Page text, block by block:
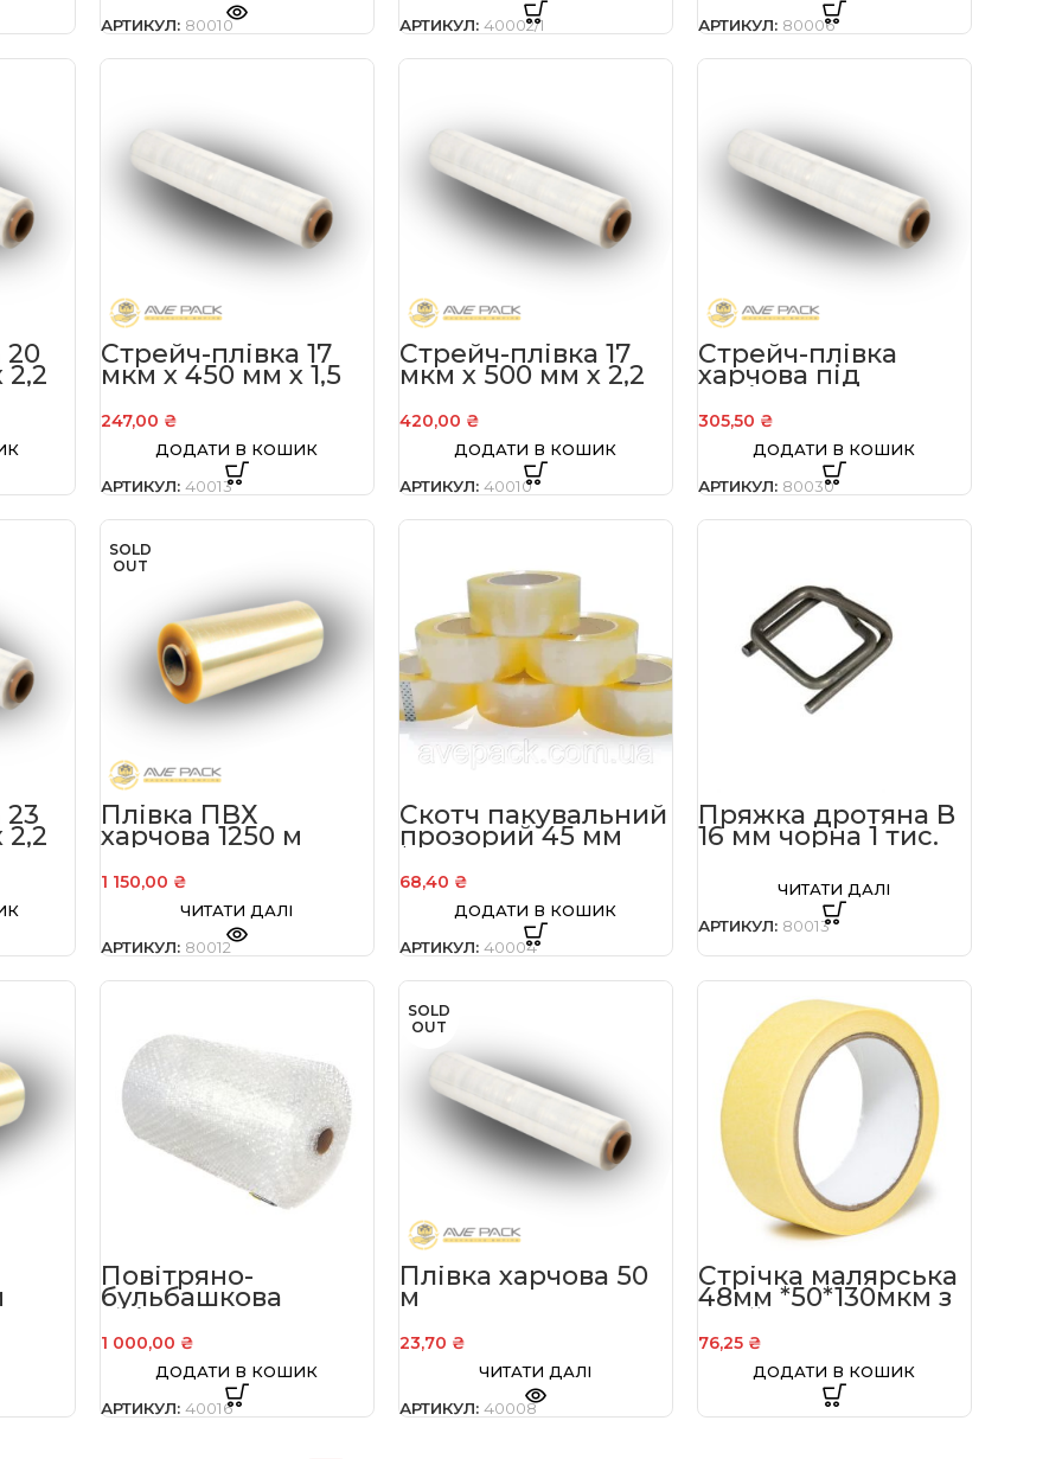
АРТИКУЛ: 80010
АРТИКУЛ: 40002/1
АРТИКУЛ: 80006
20 Стрейч-плівка 17
мкм х 450 мм х 1,5
247,00 ₴
ДОДАТИ В КОШИК
АРТИКУЛ: 40013
Стрейч-плівка 17
мкм х 500 мм х 2,2
420,00 ₴
ДОДАТИ В КОШИК
АРТИКУЛ: 40010
Стрейч-плівка
харчова під
пекінську капусту
12 мкм 300 мм 2 кг
брутто (втулка 0,12
305,50 ₴
ДОДАТИ В КОШИК
АРТИКУЛ: 80030
23
SOLD
OUT
Плівка ПВХ
харчова 1250 м
ширина 400 мм
1 150,00 ₴
ЧИТАТИ ДАЛІ
АРТИКУЛ: 80012
Скотч пакувальний
прозорий 45 мм
*200 м 12 шт. в
упаковці
68,40 ₴
ДОДАТИ В КОШИК
АРТИКУЛ: 40004
Пряжка дротяна B
16 мм чорна 1 тис.
ЧИТАТИ ДАЛІ
АРТИКУЛ: 80013
Повітряно-
бульбашкова
плівка 2-х шарова
40 мкм (100 м/
рулон,ширина 1,00
1 000,00 ₴
ДОДАТИ В КОШИК
АРТИКУЛ: 40016
SOLD
OUT
Плівка харчова 50
м
23,70 ₴
ЧИТАТИ ДАЛІ
АРТИКУЛ: 40008
Стрічка малярська
48мм *50*130мкм з
клейовим шаром
76,25 ₴
ДОДАТИ В КОШИК